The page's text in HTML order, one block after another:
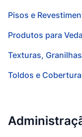
Pisos e
Produtos para
Texturas,
Toldos e